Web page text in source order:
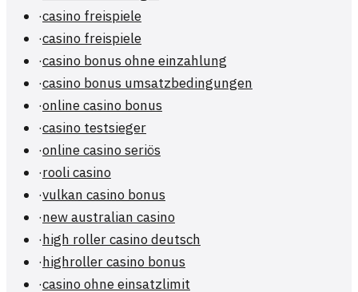
·casino freispiele
·casino freispiele
·casino bonus ohne einzahlung
·casino bonus umsatzbedingungen
·online casino bonus
·casino testsieger
·online casino seriös
·rooli casino
·vulkan casino bonus
·new australian casino
·high roller casino deutsch
·highroller casino bonus
·casino ohne einsatzlimit